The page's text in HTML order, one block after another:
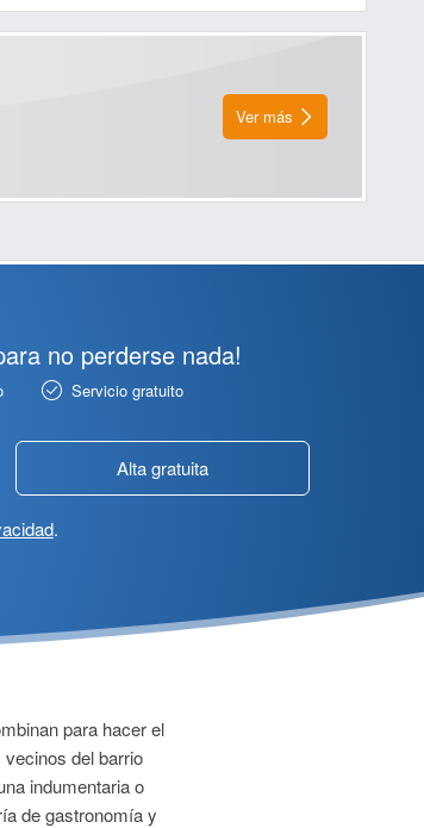
Ver más
no perderse nada!
Servicio gratuito
Alta gratuita
.
para hacer el
del barrio
indumentaria o
de gastronomía y